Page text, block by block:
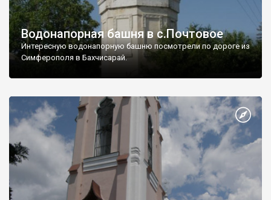
Водонапорная башня в с.Почтовое
Интересную водонапорную башню посмотрели по дороге из
Симферополя в Бахчисарай.